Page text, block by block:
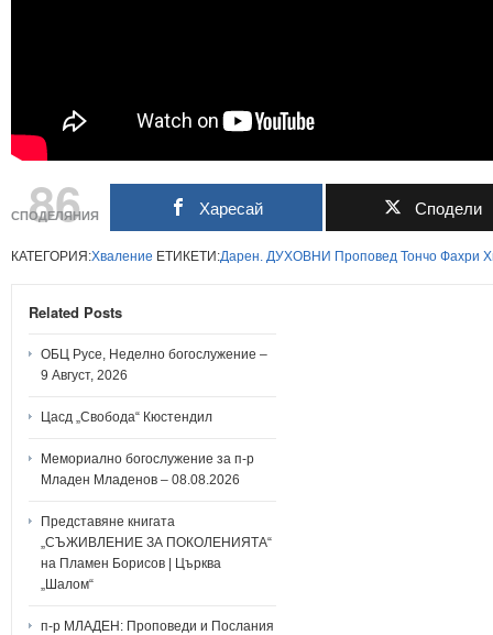
86
СПОДЕЛЯНИЯ Харесай Сподели
КАТЕГОРИЯ:Хваление ЕТИКЕТИ:Дарен. ДУХОВНИ Проповед Тончо Фахри
Related Posts
ОБЦ Русе, Неделно богослужение –
9 Август, 2026
Цасд „Свобода“ Кюстендил
Мемориално богослужение за п-р
Младен Младенов – 08.08.2026
Представяне книгата
„СЪЖИВЛЕНИЕ ЗА ПОКОЛЕНИЯТА“
на Пламен Борисов | Църква
„Шалом“
п-р МЛАДЕН: Проповеди и Послания